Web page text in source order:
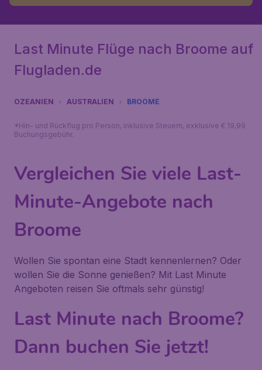
Last Minute Flüge nach Broome auf
Flugladen.de
OZEANIEN AUSTRALIEN BROOME
*Hin- und Rückflug pro Person, inklusive Steuern, exklusive € 19,99
Buchungsgebühr.
Vergleichen Sie viele Last-
Minute-Angebote nach
Broome
Wollen Sie spontan eine Stadt kennenlernen? Oder
wollen Sie die Sonne genießen? Mit Last Minute
Angeboten reisen Sie oftmals sehr günstig!
Last Minute nach Broome?
Dann buchen Sie jetzt!